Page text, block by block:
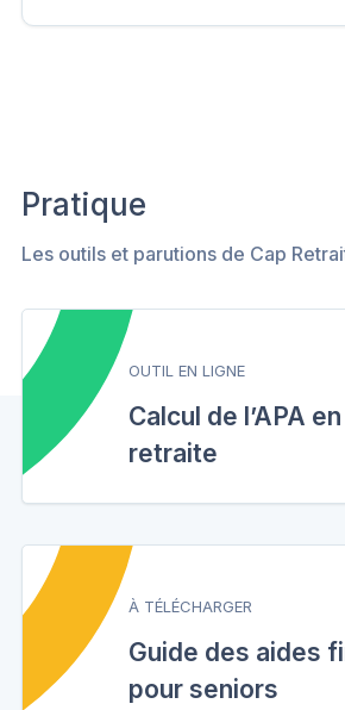
Pratique
Les outils et parutions de Cap
OUTIL EN LIGNE
Calcul de l’APA
retraite
À TÉLÉCHARGER
Guide des aides
pour seniors